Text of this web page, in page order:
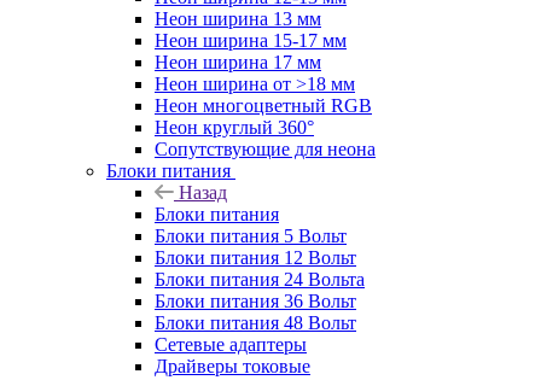
Неон ширина 13 мм
Неон ширина 15-17 мм
Неон ширина 17 мм
Неон ширина от >18 мм
Неон многоцветный RGB
Неон круглый 360°
Сопутствующие для неона
Блоки питания
Назад
Блоки питания
Блоки питания 5 Вольт
Блоки питания 12 Вольт
Блоки питания 24 Вольта
Блоки питания 36 Вольт
Блоки питания 48 Вольт
Сетевые адаптеры
Драйверы токовые